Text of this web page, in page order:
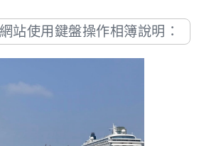
站使用鍵盤操作相簿說明：